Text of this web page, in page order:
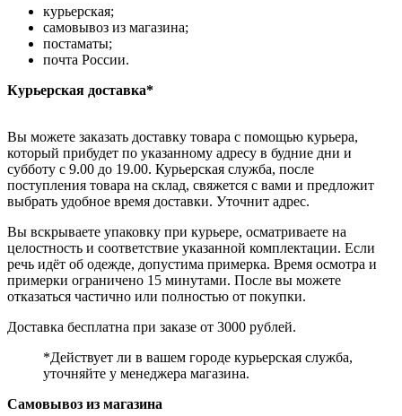
курьерская;
самовывоз из магазина;
постаматы;
почта России.
Курьерская доставка*
Вы можете заказать доставку товара с помощью курьера,
который прибудет по указанному адресу в будние дни и
субботу с 9.00 до 19.00. Курьерская служба, после
поступления товара на склад, свяжется с вами и предложит
выбрать удобное время доставки. Уточнит адрес.
Вы вскрываете упаковку при курьере, осматриваете на
целостность и соответствие указанной комплектации. Если
речь идёт об одежде, допустима примерка. Время осмотра и
примерки ограничено 15 минутами. После вы можете
отказаться частично или полностью от покупки.
Доставка бесплатна при заказе от 3000 рублей.
*Действует ли в вашем городе курьерская служба,
уточняйте у менеджера магазина.
Самовывоз из магазина